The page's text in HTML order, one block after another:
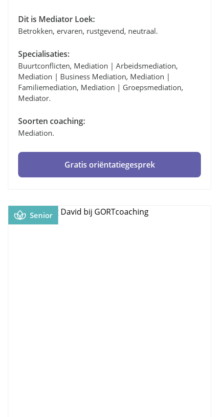
Dit is Mediator Loek:
Betrokken, ervaren, rustgevend, neutraal.
Specialisaties:
Buurtconflicten, Mediation | Arbeidsmediation,
Mediation | Business Mediation, Mediation |
Familiemediation, Mediation | Groepsmediation,
Mediator.
Soorten coaching:
Mediation.
Gratis oriëntatiegesprek
Senior